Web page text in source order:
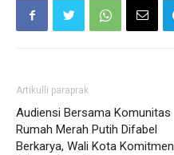
Artikulli paraprak
Audiensi Bersama Komunitas
Rumah Merah Putih Difabel
Berkarya, Wali Kota Komitmen